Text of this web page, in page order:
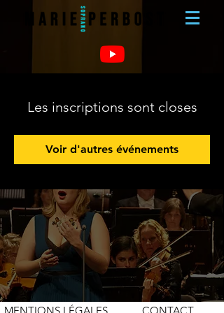
Les inscriptions sont closes
Voir d'autres événements